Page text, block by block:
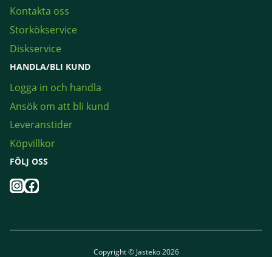
Kontakta oss
Storkökservice
Diskservice
HANDLA/BLI KUND
Logga in och handla
Ansök om att bli kund
Leveranstider
Köpvillkor
FÖLJ OSS
Instagram
Facebook
Copyright © Jasteko 2026